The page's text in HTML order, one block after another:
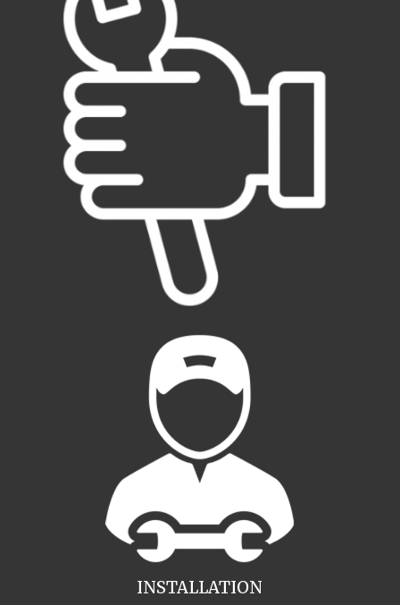
INSTALLATION